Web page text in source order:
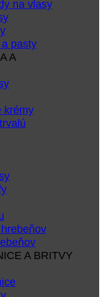
na vlasy
pasty
A
krémy
A BRITVY